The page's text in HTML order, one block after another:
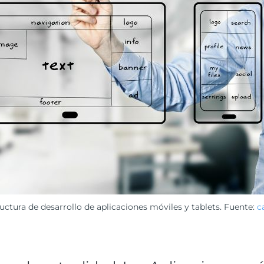
de desarrollo de aplicaciones móviles y tablets. Fuente: